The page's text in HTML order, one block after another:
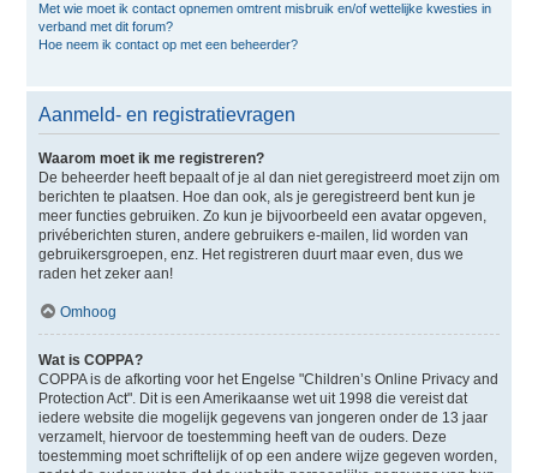
Met wie moet ik contact opnemen omtrent misbruik en/of wettelijke kwesties in
verband met dit forum?
Hoe neem ik contact op met een beheerder?
Aanmeld- en registratievragen
Waarom moet ik me registreren?
De beheerder heeft bepaalt of je al dan niet geregistreerd moet zijn om
berichten te plaatsen. Hoe dan ook, als je geregistreerd bent kun je
meer functies gebruiken. Zo kun je bijvoorbeeld een avatar opgeven,
privéberichten sturen, andere gebruikers e-mailen, lid worden van
gebruikersgroepen, enz. Het registreren duurt maar even, dus we
raden het zeker aan!
Omhoog
Wat is COPPA?
COPPA is de afkorting voor het Engelse "Children’s Online Privacy and
Protection Act". Dit is een Amerikaanse wet uit 1998 die vereist dat
iedere website die mogelijk gegevens van jongeren onder de 13 jaar
verzamelt, hiervoor de toestemming heeft van de ouders. Deze
toestemming moet schriftelijk of op een andere wijze gegeven worden,